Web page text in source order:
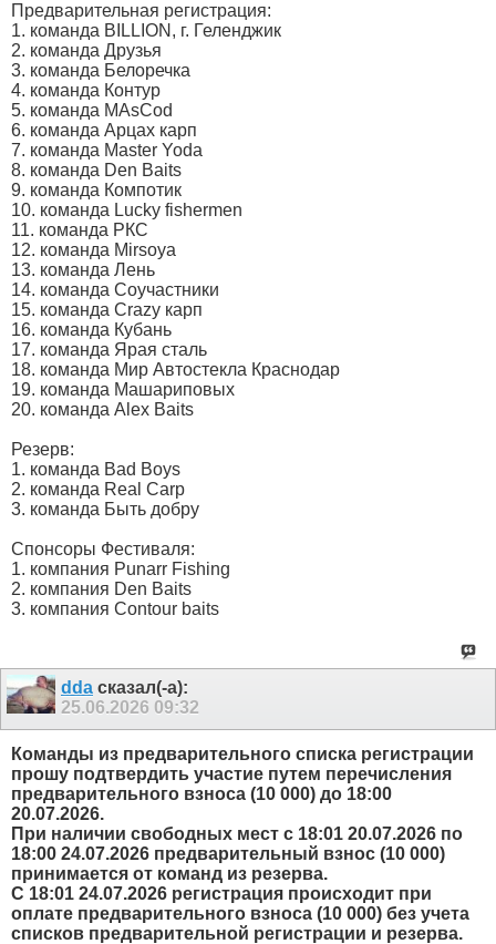
Предварительная регистрация:
1. команда BILLION, г. Геленджик
2. команда Друзья
3. команда Белоречка
4. команда Контур
5. команда MAsCod
6. команда Арцах карп
7. команда Master Yoda
8. команда Den Baits
9. команда Компотик
10. команда Lucky fishermen
11. команда РКС
12. команда Mirsoya
13. команда Лень
14. команда Соучастники
15. команда Crazy карп
16. команда Кубань
17. команда Ярая сталь
18. команда Мир Автостекла Краснодар
19. команда Машариповых
20. команда Alex Baits
Резерв:
1. команда Bad Boys
2. команда Real Carp
3. команда Быть добру
Спонсоры Фестиваля:
1. компания Punarr Fishing
2. компания Den Baits
3. компания Contour baits
dda сказал(-а):
25.06.2026 09:32
Команды из предварительного списка регистрации
прошу подтвердить участие путем перечисления
предварительного взноса (10 000) до 18:00
20.07.2026.
При наличии свободных мест с 18:01 20.07.2026 по
18:00 24.07.2026 предварительный взнос (10 000)
принимается от команд из резерва.
С 18:01 24.07.2026 регистрация происходит при
оплате предварительного взноса (10 000) без учета
списков предварительной регистрации и резерва.